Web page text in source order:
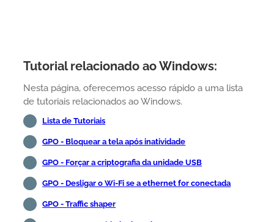
Tutorial relacionado ao Windows:
Nesta página, oferecemos acesso rápido a uma lista
de tutoriais relacionados ao Windows.
Lista de Tutoriais
GPO - Bloquear a tela após inatividade
GPO - Forçar a criptografia da unidade USB
GPO - Desligar o Wi-Fi se a ethernet for conectada
GPO - Traffic shaper